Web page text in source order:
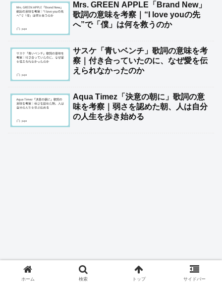
Mrs. GREEN APPLE「Brand New」
歌詞の意味を考察｜“I love youの先
へ”で「僕」は何を救うのか
サスケ「青いベンチ」歌詞の意味を考
察｜付き合っていたのに、なぜ愛を伝
えられなかったのか
Aqua Timez「決意の朝に」歌詞の意
味を考察｜弱さを認めた朝、人は自分
の人生を歩き始める
ホーム 検索 トップ サイドバー